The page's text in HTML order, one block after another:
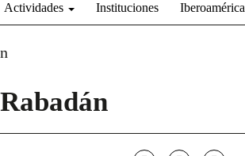
Actividades Instituciones Iberoamérica